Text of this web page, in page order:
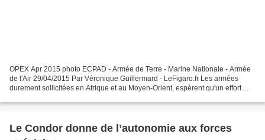
OPEX Apr 2015 photo ECPAD - Armée de Terre - Marine Nationale - Armée
de l'Air 29/04/2015 Par Véronique Guillermard - LeFigaro.fr Les armées
durement sollicitées en Afrique et au Moyen-Orient, espèrent qu'un effort
Le Condor donne de l’autonomie aux forces